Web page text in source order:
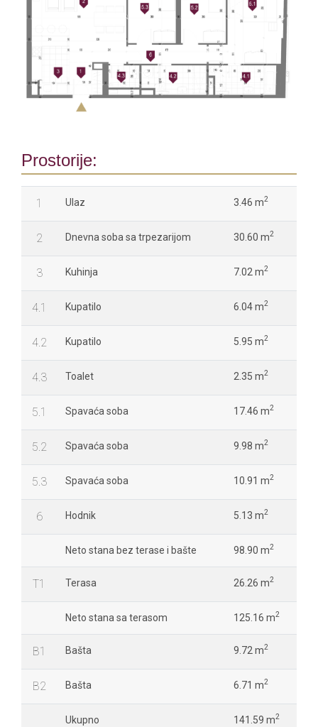
Prostorije:
1 Ulaz 3.46 m2
2 Dnevna soba sa trpezarijom 30.60 m2
3 Kuhinja 7.02 m2
4.1 Kupatilo 6.04 m2
4.2 Kupatilo 5.95 m2
4.3 Toalet 2.35 m2
5.1 Spavaća soba 17.46 m2
5.2 Spavaća soba 9.98 m2
5.3 Spavaća soba 10.91 m2
6 Hodnik 5.13 m2
Neto stana bez terase i bašte 98.90 m2
T1 Terasa 26.26 m2
Neto stana sa terasom 125.16 m2
B1 Bašta 9.72 m2
B2 Bašta 6.71 m2
Ukupno 141.59 m2